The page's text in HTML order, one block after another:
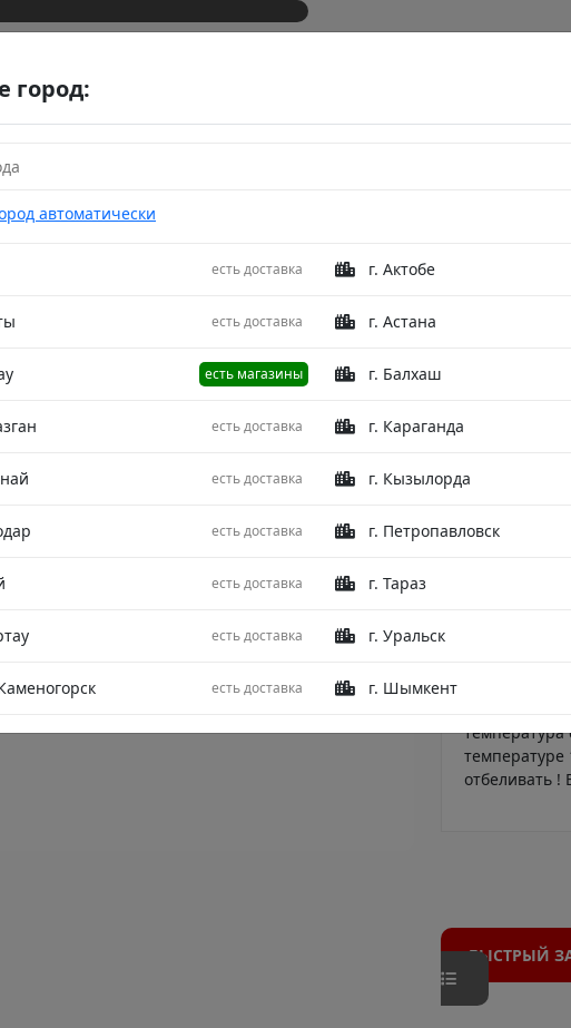
город:
автоматически
есть доставка г. Актобе
есть доставка г. Астана
есть магазины г. Балхаш
есть доставка г. Караганда
есть доставка г. Кызылорда
есть доставка г. Петропавловск
есть доставка г. Тараз
есть доставка г. Уральск
есть доставка г. Шымкент
TK20-
Описание
Простыня на
цвета из
решение,
Глубокий
расслабит
матрасе и
сатин
после
на нем не
температура
температуре
отбеливать !
БЫСТРЫЙ